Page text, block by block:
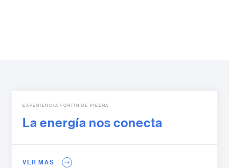
EXPERIENCIA FORTÍN DE PIEDRA
La energía nos conecta
VER MÁS